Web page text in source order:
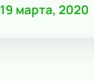
19 марта, 2020